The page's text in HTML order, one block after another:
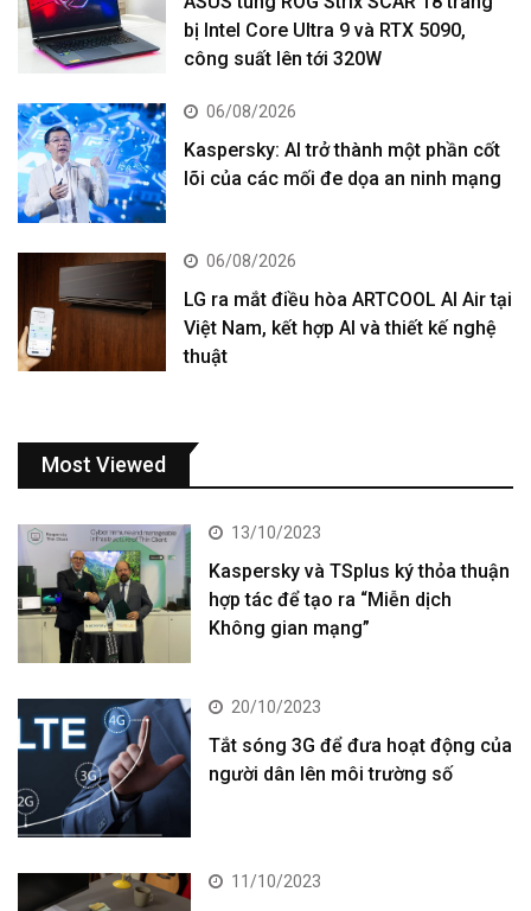
bị Intel Core Ultra 9 và RTX 5090,
công suất lên tới 320W
06/08/2026
Kaspersky: AI trở thành một phần cốt
lõi của các mối đe dọa an ninh mạng
06/08/2026
LG ra mắt điều hòa ARTCOOL AI Air tại
Việt Nam, kết hợp AI và thiết kế nghệ
thuật
Most Viewed
13/10/2023
Kaspersky và TSplus ký thỏa thuận
hợp tác để tạo ra “Miễn dịch
Không gian mạng”
20/10/2023
Tắt sóng 3G để đưa hoạt động của
người dân lên môi trường số
11/10/2023